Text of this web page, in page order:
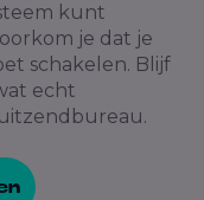
kunt
je dat je
schakelen. Blijf
echt